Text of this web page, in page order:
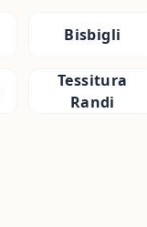
Bisbigli
Tessitura
Randi